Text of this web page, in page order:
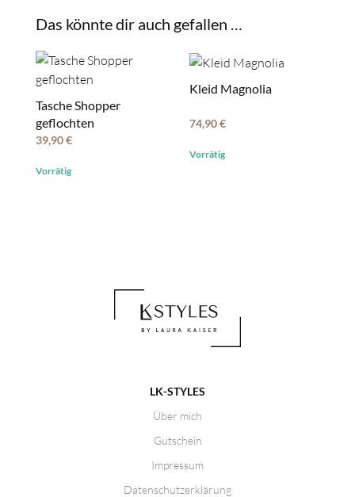
Das könnte dir auch gefallen …
Tasche Shopper
geflochten
39,90€
Vorrätig
Kleid Magnolia
74,90€
Vorrätig
LK-STYLES
Über mich
Gutschein
Impressum
Datenschutzerklärung